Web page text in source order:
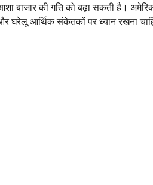
बाजार की गति को बढ़ा सकती है।
घरेलू आर्थिक संकेतकों पर ध्यान रखना